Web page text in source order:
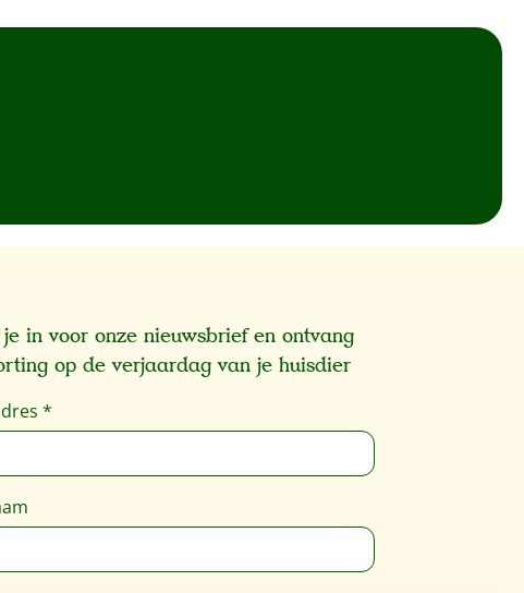
in voor onze nieuwsbrief en ontvang
op de verjaardag van je huisdier
*